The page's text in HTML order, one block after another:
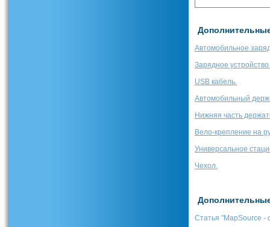
Автомобильное
Зарядное устройство
USB кабель.
Автомобильный
Нижняя часть
Вело-крепление на
Универсальное
Чехол.
Статья "MapSource -